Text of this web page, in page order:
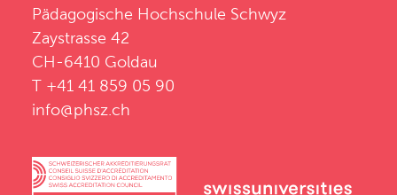
Pädagogische Hochschule Schwyz
Zaystrasse 42
CH-6410 Goldau
T +41 41 859 05 90
info@phsz.ch